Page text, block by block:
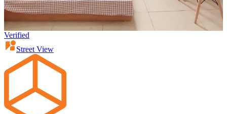
Verified
Street View